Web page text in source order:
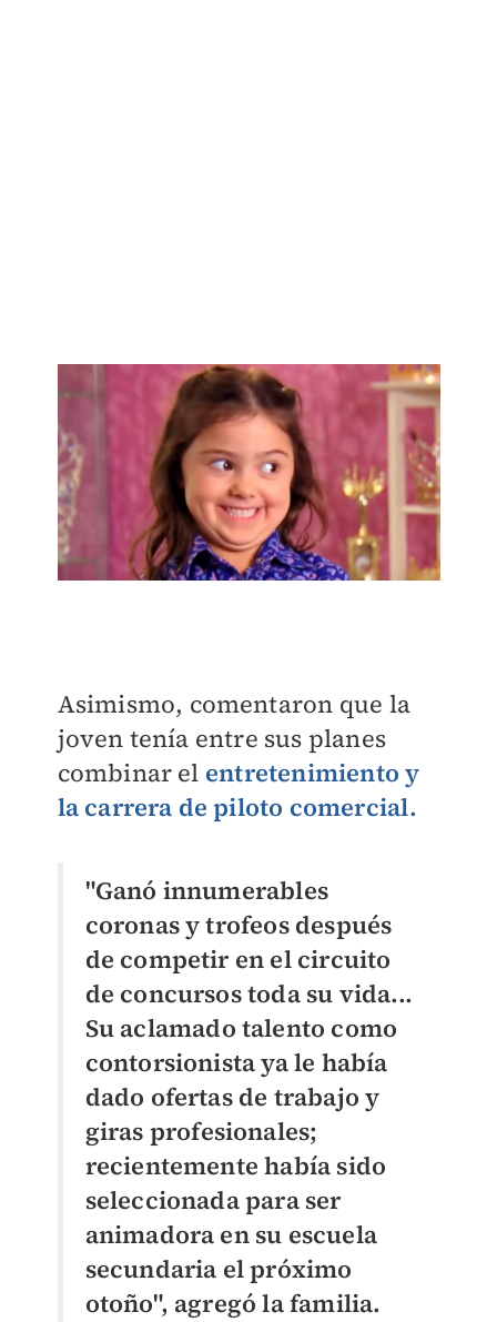
Asimismo, comentaron que la
joven tenía entre sus planes
combinar el entretenimiento y
la carrera de piloto comercial.
"Ganó innumerables
coronas y trofeos después
de competir en el circuito
de concursos toda su vida...
Su aclamado talento como
contorsionista ya le había
dado ofertas de trabajo y
giras profesionales;
recientemente había sido
seleccionada para ser
animadora en su escuela
secundaria el próximo
otoño", agregó la familia.